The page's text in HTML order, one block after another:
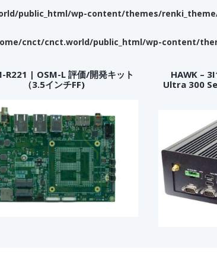
public_html/wp-content/themes/
cnct/cnct.world/public_html/wp-content/
R221 | OSM-L 評価/開発キット
（3.5インチFF)
HAWK –
Ultra 300